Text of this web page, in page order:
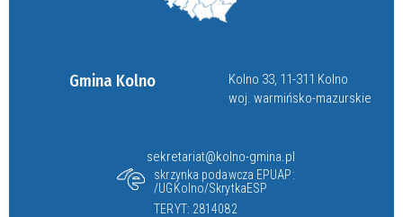
Gmina Kolno
Kolno 33, 11-311 Kolno
woj. warmińsko-mazurskie
sekretariat@kolno-gmina.pl
skrzynka podawcza EPUAP:
/UGKolno/SkrytkaESP
TERYT: 2814082